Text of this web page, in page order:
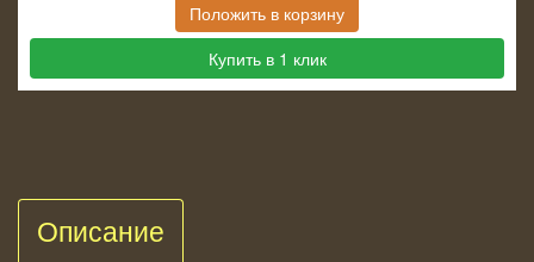
Положить в корзину
Купить в 1 клик
Описание